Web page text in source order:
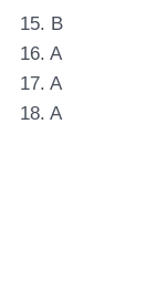
15. B
16. A
17. A
18. A